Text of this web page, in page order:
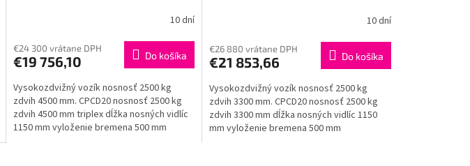
10 dní
€24 300 vrátane DPH
€19 756,10 Do košíka
Vysokozdvižný vozík nosnosť 2500 kg
zdvih 4500 mm. CPCD20 nosnosť 2500 kg
zdvih 4500 mm triplex dĺžka nosných vidlíc
1150 mm vyloženie bremena 500 mm
10 dní
€26 880 vrátane DPH
€21 853,66 Do košíka
Vysokozdvižný vozík nosnosť 2500 kg
zdvih 3300 mm. CPCD20 nosnosť 2500 kg
zdvih 3300 mm dĺžka nosných vidlíc 1150
mm vyloženie bremena 500 mm